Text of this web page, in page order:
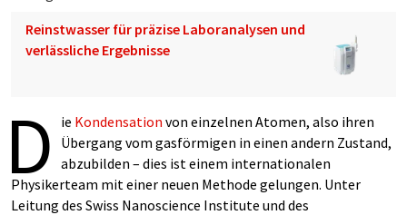
Reinstwasser für präzise Laboranalysen und
verlässliche Ergebnisse
D ie Kondensation von einzelnen Atomen, also ihren
Übergang vom gasförmigen in einen andern Zustand,
abzubilden – dies ist einem internationalen
Physikerteam mit einer neuen Methode gelungen. Unter
Leitung des Swiss Nanoscience Institute und des